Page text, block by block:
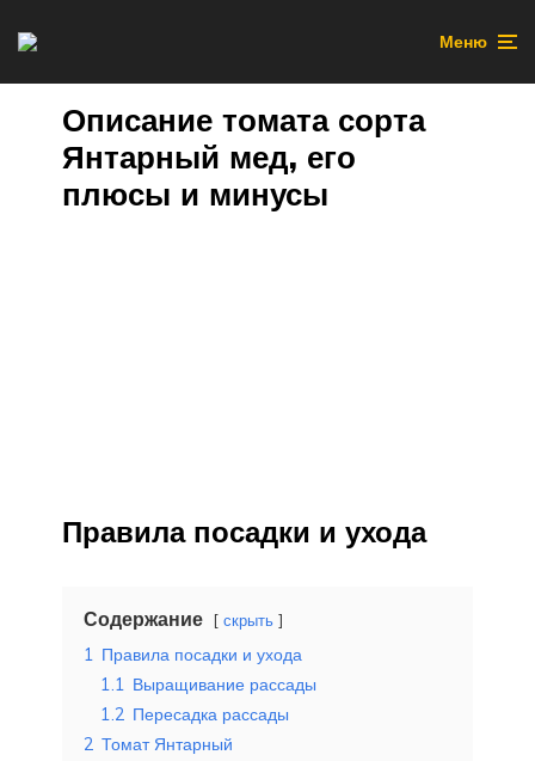
Меню
Описание томата сорта
Янтарный мед, его
плюсы и минусы
Правила посадки и ухода
Содержание скрыть
1 Правила посадки и ухода
1.1 Выращивание рассады
1.2 Пересадка рассады
2 Томат Янтарный